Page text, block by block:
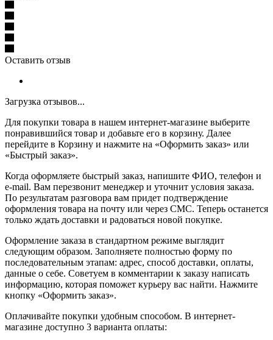
Оставить отзыв
Загрузка отзывов...
Для покупки товара в нашем интернет-магазине выберите
понравившийся товар и добавьте его в корзину. Далее
перейдите в Корзину и нажмите на «Оформить заказ» или
«Быстрый заказ».
Когда оформляете быстрый заказ, напишите ФИО, телефон и
e-mail. Вам перезвонит менеджер и уточнит условия заказа.
По результатам разговора вам придет подтверждение
оформления товара на почту или через СМС. Теперь останется
только ждать доставки и радоваться новой покупке.
Оформление заказа в стандартном режиме выглядит
следующим образом. Заполняете полностью форму по
последовательным этапам: адрес, способ доставки, оплаты,
данные о себе. Советуем в комментарии к заказу написать
информацию, которая поможет курьеру вас найти. Нажмите
кнопку «Оформить заказ».
Оплачивайте покупки удобным способом. В интернет-
магазине доступно 3 варианта оплаты: